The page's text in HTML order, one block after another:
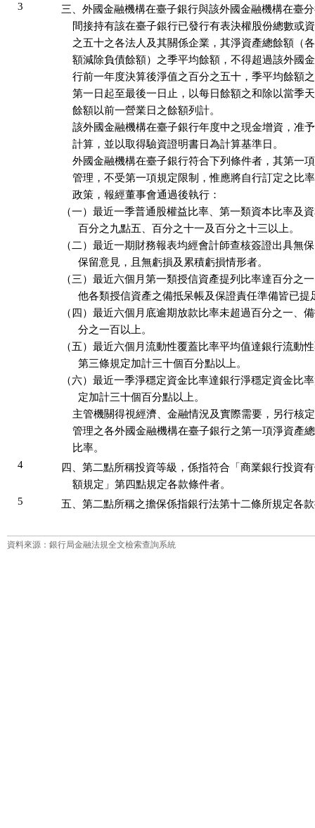
3
三、外國金融機構在臺子銀行與該外國金融機構在臺
間接持有該在臺子銀行已發行有表決權股份總數或
之五十之各法人及其關係企業，其淨資產總餘額（
額減除負債餘額）之季平均餘額，不得超過該外國
行前一年度決算後淨值之百分之五十，季平均餘額
第一日起至最後一日止，以每日餘額之和除以當季
    餘額以前一營業日之餘額列計。
該外國金融機構在臺子銀行年度中之現金增資，准
    計算，並以取得驗資證明書日為計算基準日。
外國金融機構在臺子銀行符合下列條件者，其第一
管理，不受第一項規定限制，惟應將自行訂定之比
    政策，報經董事會通過後執行：
（一）最近一季普通股權益比率、第一類資本比率及
      百分之九點五、百分之十一及百分之十三以上。
（二）最近一期財務報表均經會計師查核簽證出具無
      保留意見，且無虧損及累積虧損情形者。
（三）最近六個月第一類授信資產提列比率達百分之
他各類授信資產之備抵呆帳及保證責任準備皆已提
（四）最近六個月底逾期放款比率未超過百分之一、
      分之一百以上。
（五）最近六個月流動性覆蓋比率平均值達銀行流動
      第三條規定加計三十個百分點以上。
（六）最近一季淨穩定資金比率達銀行淨穩定資金比
      定加計三十個百分點以上。
主管機關得視經濟、金融情況及實際需要，另行核
管理之各外國金融機構在臺子銀行之第一項淨資產
    比率。
4
四、第二點所稱投資等級，係指符合「商業銀行投資
    額規定」第四點規定各款條件者。
5
五、第二點所稱之擔保係指銀行法第十二條所規定各
資料來源：銀行局金融法規全文檢索查詢系統